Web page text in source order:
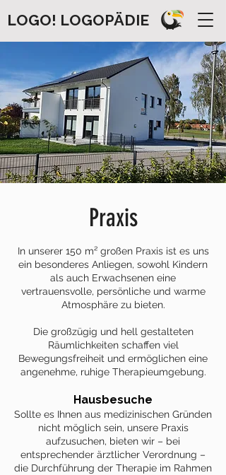
LOGO! LOGOPÄDIE
Praxis
In unserer 150 m² großen Praxis ist es uns
ein besonderes Anliegen, sowohl Kindern
als auch Erwachsenen eine
vertrauensvolle, persönliche und warme
Atmosphäre zu bieten.
Die großzügig und hell gestalteten
Räumlichkeiten schaffen viel
Bewegungsfreiheit und ermöglichen eine
angenehme, ruhige Therapieumgebung.
Hausbesuche
Sollte es Ihnen aus medizinischen Gründen
nicht möglich sein, unsere Praxis
aufzusuchen, bieten wir – bei
entsprechender ärztlicher Verordnung –
die Durchführung der Therapie im Rahmen